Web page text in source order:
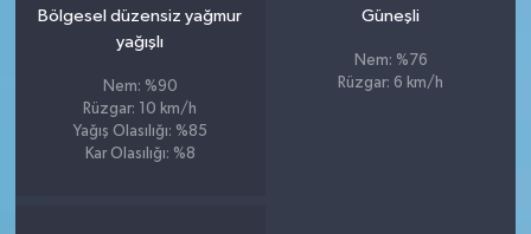
Bölgesel düzensiz yağmur
yağışlı
Nem: %90
Rüzgar: 10 km/h
Yağış Olasılığı: %85
Kar Olasılığı: %8
Güneşli
Nem: %76
Rüzgar: 6 km/h